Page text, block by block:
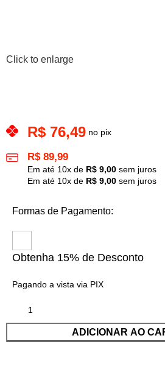
Click to enlarge
R$ 76,49 no pix
R$89,99
Em até 10x de R$ 9,00 sem juros
Em até 10x de R$ 9,00 sem juros
Formas de Pagamento:
Obtenha 15% de Desconto
Pagando a vista via PIX
ADICIONAR AO